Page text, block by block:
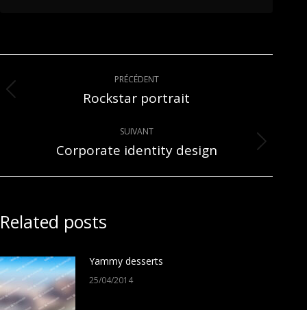
Navigation
article
PRÉCÉDENT
Article
:
Rockstar portrait
SUIVANT
Article
:
Corporate identity design
Related posts
Yammy desserts
25/04/2014